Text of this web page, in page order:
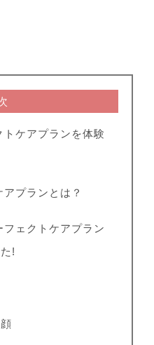
ケアプランを体験
プランとは？
ェクトケアプラン
!